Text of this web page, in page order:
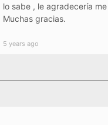
lo sabe , le agradecería
Muchas gracias.
5 years ago